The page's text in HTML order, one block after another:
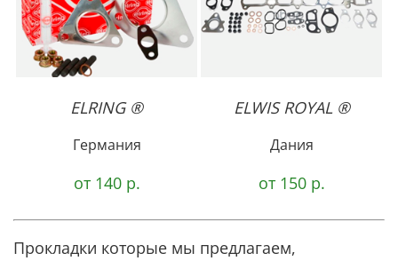
ELRING ®
Германия
от 140 р.
ELWIS ROYAL ®
Дания
от 150 р.
Прокладки которые мы предлагаем,